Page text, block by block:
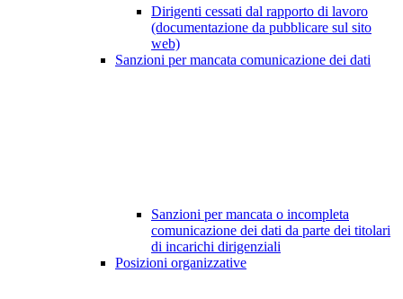
Dirigenti cessati dal rapporto di lavoro
(documentazione da pubblicare sul sito
web)
Sanzioni per mancata comunicazione dei dati
Sanzioni per mancata o incompleta
comunicazione dei dati da parte dei titolari
di incarichi dirigenziali
Posizioni organizzative